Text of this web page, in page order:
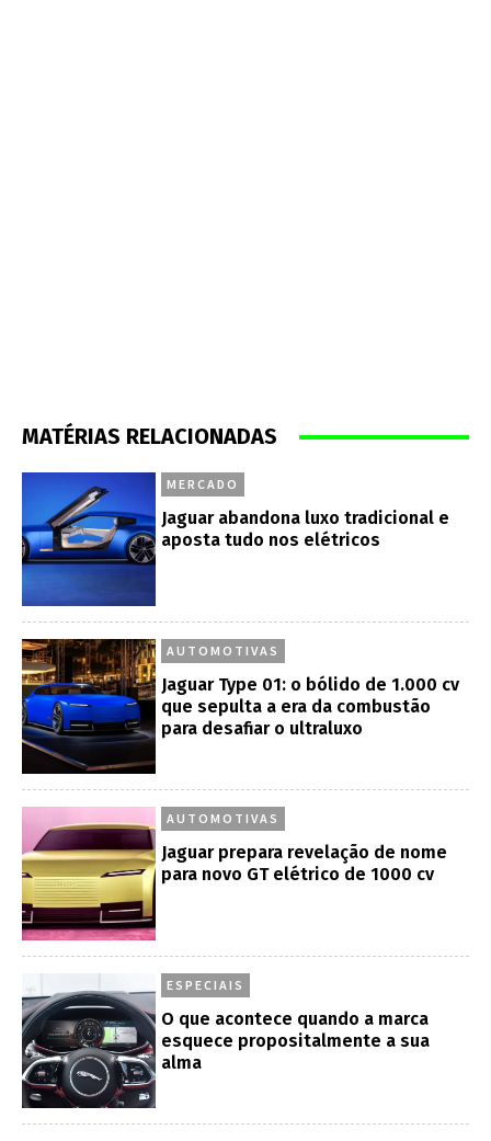
MATÉRIAS RELACIONADAS
MERCADO
Jaguar abandona luxo tradicional e
aposta tudo nos elétricos
AUTOMOTIVAS
Jaguar Type 01: o bólido de 1.000 cv
que sepulta a era da combustão
para desafiar o ultraluxo
AUTOMOTIVAS
Jaguar prepara revelação de nome
para novo GT elétrico de 1000 cv
ESPECIAIS
O que acontece quando a marca
esquece propositalmente a sua
alma